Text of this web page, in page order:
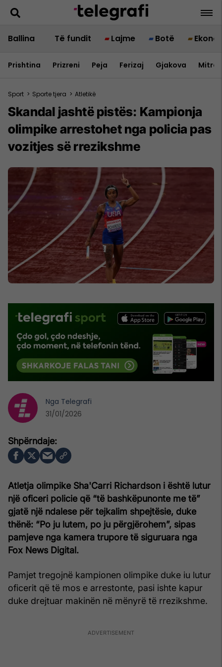
Ballina Të fundit Lajme Botë
Prishtina Prizreni Peja Ferizaj Gjakova
Sport > Sporte tjera > Atletikë
Skandal jashtë pistës: Kampionja
olimpike arrestohet nga policia pas
vozitjes së rrezikshme
Atletja olimpike Sha'Carri Richardson i është lutur
një oficeri policie që “të bashkëpunonte me të”
gjatë një ndalese për tejkalim shpejtësie, duke
thënë: “Po ju lutem, po ju përgjërohem”, sipas
pamjeve nga kamera trupore të siguruara nga
Fox News Digital.
Pamjet tregojnë kampionen olimpike duke iu lutur
oficerit që të mos e arrestonte, pasi ishte kapur
duke drejtuar makinën në mënyrë të rrezikshme.
Nga Telegrafi
31/01/2026